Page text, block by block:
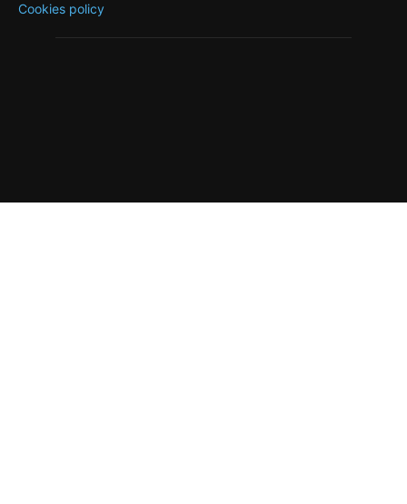
Cookies policy